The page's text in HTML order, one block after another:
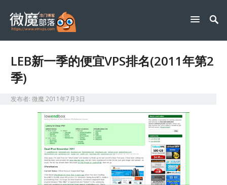
LEB新一季的便宜VPS排名(2011年第2
季)
发布者:微魔2011年7月3日